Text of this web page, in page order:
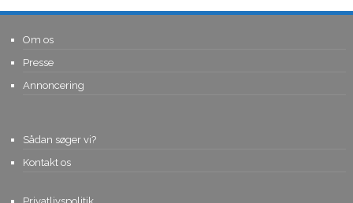
Om os
Presse
Annoncering
Sådan søger vi?
Kontakt os